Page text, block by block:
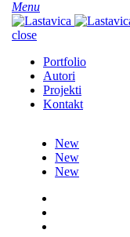
Menu
close
Portfolio
Autori
Projekti
Kontakt
New
New
New